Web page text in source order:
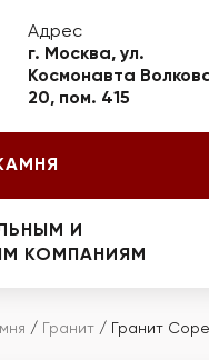
Адрес
г. Москва, ул.
Космонавта
20, пом. 415
И
КОМПАНИЯМ
/ Гранит / Гранит